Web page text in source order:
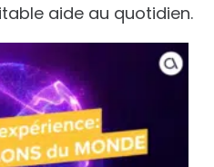
aide au quotidien.